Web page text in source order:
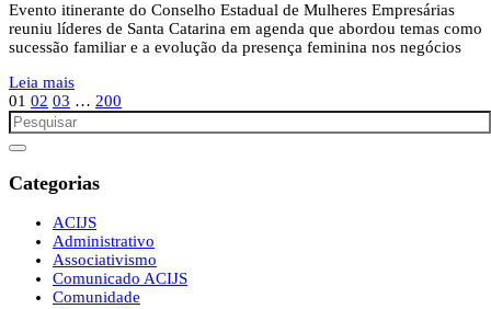
Evento itinerante do Conselho Estadual de Mulheres Empresárias
reuniu líderes de Santa Catarina em agenda que abordou temas como
sucessão familiar e a evolução da presença feminina nos negócios
Leia mais
01 02 03 … 200
Categorias
ACIJS
Administrativo
Associativismo
Comunicado ACIJS
Comunidade